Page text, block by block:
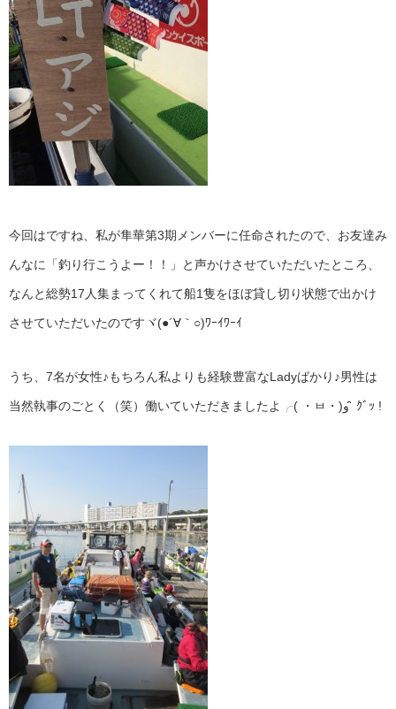
今回はですね、私が隼華第3期メンバーに任命されたので、お友達み
んなに「釣り行こうよー！！」と声かけさせていただいたところ、
なんと総勢17人集まってくれて船1隻をほぼ貸し切り状態で出かけ
させていただいたのですヾ(●´∀｀○)ﾜｰｲﾜｰｲ
うち、7名が女性♪もちろん私よりも経験豊富なLadyばかり♪男性は
当然執事のごとく（笑）働いていただきましたよ╭( ・ㅂ・)و ̑̑ ｸﾞｯ !